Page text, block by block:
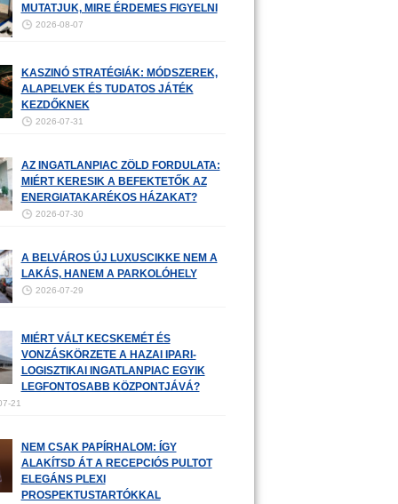
MUTATJUK, MIRE ÉRDEMES FIGYELNI
2026-08-07
KASZINÓ STRATÉGIÁK: MÓDSZEREK,
ALAPELVEK ÉS TUDATOS JÁTÉK
KEZDŐKNEK
2026-07-31
AZ INGATLANPIAC ZÖLD FORDULATA:
MIÉRT KERESIK A BEFEKTETŐK AZ
ENERGIATAKARÉKOS HÁZAKAT?
2026-07-30
A BELVÁROS ÚJ LUXUSCIKKE NEM A
LAKÁS, HANEM A PARKOLÓHELY
2026-07-29
MIÉRT VÁLT KECSKEMÉT ÉS
VONZÁSKÖRZETE A HAZAI IPARI-
LOGISZTIKAI INGATLANPIAC EGYIK
LEGFONTOSABB KÖZPONTJÁVÁ?
21
NEM CSAK PAPÍRHALOM: ÍGY
ALAKÍTSD ÁT A RECEPCIÓS PULTOT
ELEGÁNS PLEXI
PROSPEKTUSTARTÓKKAL